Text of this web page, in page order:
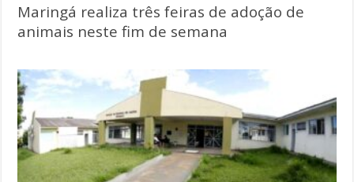
Maringá realiza três feiras de adoção de
animais neste fim de semana